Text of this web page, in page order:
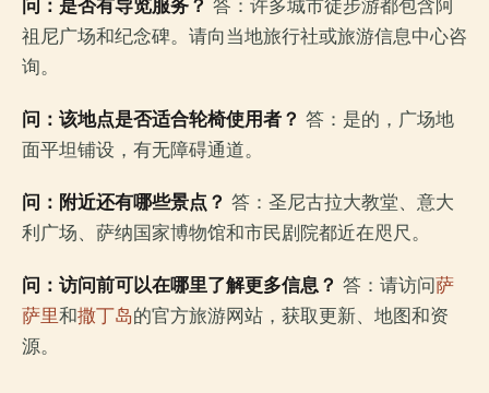
问：是否有导览服务？ 答：许多城市徒步游都包含阿
祖尼广场和纪念碑。请向当地旅行社或旅游信息中心咨
询。
问：该地点是否适合轮椅使用者？ 答：是的，广场地
面平坦铺设，有无障碍通道。
问：附近还有哪些景点？ 答：圣尼古拉大教堂、意大
利广场、萨纳国家博物馆和市民剧院都近在咫尺。
问：访问前可以在哪里了解更多信息？ 答：请访问萨
萨里和撒丁岛的官方旅游网站，获取更新、地图和资
源。